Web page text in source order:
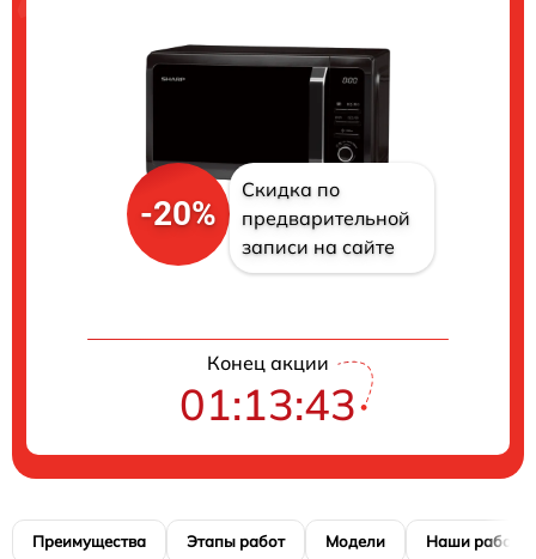
-20%
Скидка по
предварительной
записи на сайте
Конец акции
01:13:42
Преимущества Этапы работ Модели Наши работы